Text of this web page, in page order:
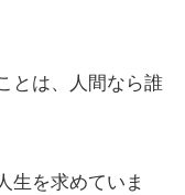
とは、人間なら誰
生を求めていま